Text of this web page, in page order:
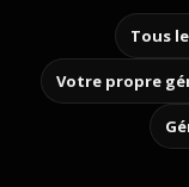
Tous
Votre propre